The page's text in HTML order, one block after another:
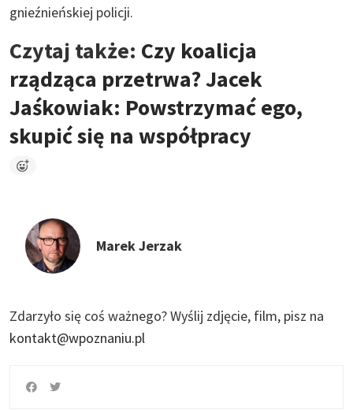
gnieźnieńskiej policji.
Czytaj także: Czy koalicja
rządząca przetrwa? Jacek
Jaśkowiak: Powstrzymać ego,
skupić się na współpracy
Marek Jerzak
Zdarzyło się coś ważnego?Wyślij zdjęcie, film, pisz na
kontakt@wpoznaniu.pl